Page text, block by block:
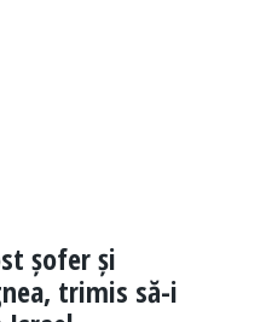
șofer și
trimis să-i